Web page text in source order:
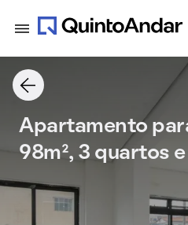
Apartamento
98m², 3 quartos